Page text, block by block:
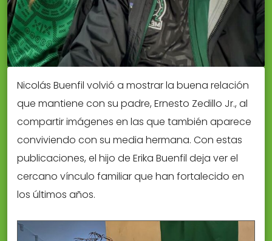
Nicolás Buenfil volvió a mostrar la buena relación
que mantiene con su padre, Ernesto Zedillo Jr., al
compartir imágenes en las que también aparece
conviviendo con su media hermana. Con estas
publicaciones, el hijo de Erika Buenfil deja ver el
cercano vínculo familiar que han fortalecido en
los últimos años.